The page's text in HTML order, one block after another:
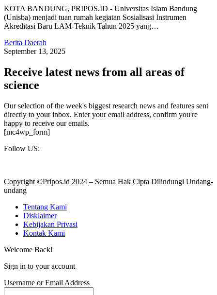
KOTA BANDUNG, PRIPOS.ID - Universitas Islam Bandung
(Unisba) menjadi tuan rumah kegiatan Sosialisasi Instrumen
Akreditasi Baru LAM-Teknik Tahun 2025 yang…
Berita Daerah
September 13, 2025
Receive latest news from all areas of
science
Our selection of the week's biggest research news and features sent
directly to your inbox. Enter your email address, confirm you're
happy to receive our emails.
[mc4wp_form]
Follow US:
Copyright ©Pripos.id 2024 – Semua Hak Cipta Dilindungi Undang-
undang
Tentang Kami
Disklaimer
Kebijakan Privasi
Kontak Kami
Welcome Back!
Sign in to your account
Username or Email Address